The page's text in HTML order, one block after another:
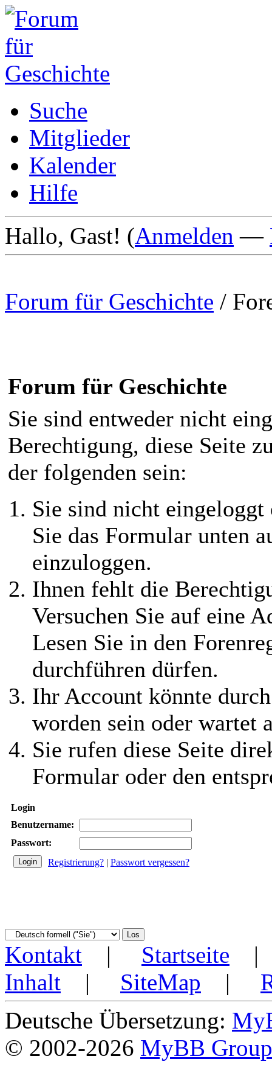
Suche
Mitglieder
Kalender
Hilfe
Hallo, Gast! (Anmelden —
Forum für Geschichte /
Forum für Geschichte
Sie sind entweder nicht
Berechtigung, diese Seite
der folgenden sein:
Sie sind nicht
Sie das Formular unten
einzuloggen.
Ihnen fehlt die
Versuchen Sie auf eine
Lesen Sie in den
durchführen dürfen.
Ihr Account könnte
worden sein oder wartet
Sie rufen diese Seite
Formular oder den
Login
Benutzername:
Passwort:
Registrierung? | Passwort vergessen?
Kontakt | Startseite
Inhalt | SiteMap |
Deutsche Übersetzung:
© 2002-2026 MyBB Group